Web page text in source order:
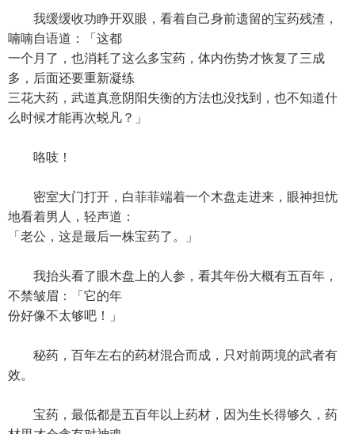
我缓缓收功睁开双眼，看着自己身前遗留的宝药残渣，
喃喃自语道：「这都
一个月了，也消耗了这么多宝药，体内伤势才恢复了三成
多，后面还要重新凝练
三花大药，武道真意阴阳失衡的方法也没找到，也不知道什
么时候才能再次蜕凡？」
咯吱！
密室大门打开，白菲菲端着一个木盘走进来，眼神担忧
地看着男人，轻声道：
「老公，这是最后一株宝药了。」
我抬头看了眼木盘上的人参，看其年份大概有五百年，
不禁皱眉：「它的年
份好像不太够吧！」
秘药，百年左右的药材混合而成，只对前两境的武者有
效。
宝药，最低都是五百年以上药材，因为生长得够久，药